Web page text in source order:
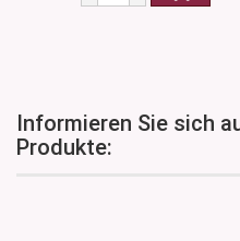
Informieren Sie sich
Produkte: